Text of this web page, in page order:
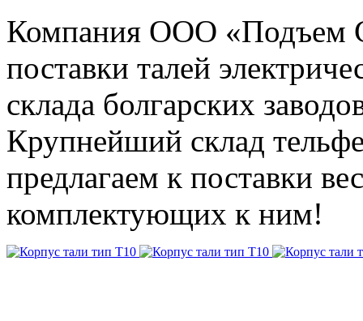
Компания ООО «Подъем
поставки талей
склада болгарских
Крупнейший склад
предлагаем к поставки
комплектующих к ним!